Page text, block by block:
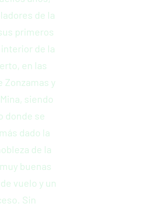
de la
primeros
de la
en las
Zonzamas y
siendo
donde se
dado la
de la
buenas
vuelo y un
Sin